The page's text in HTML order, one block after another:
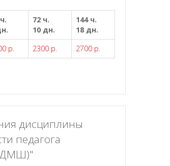
72 ч.
10 дн.
144 ч.
18 дн.
р. 2300 р. 2700 р.
дисциплины
педагога
ДМШ)"